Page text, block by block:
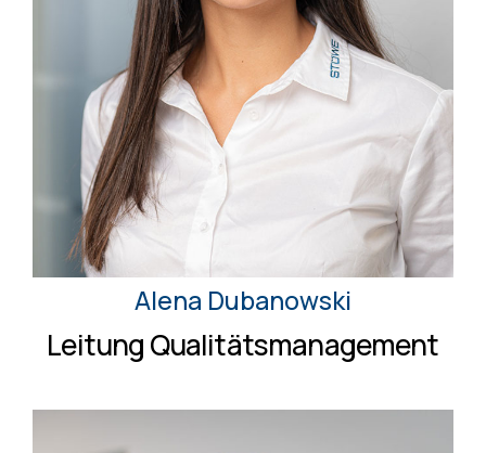
Alena Dubanowski
Leitung Qualitätsmanagement